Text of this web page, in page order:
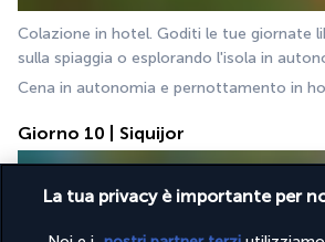
Colazione in hotel. Goditi le tue giornate
sulla spiaggia o esplorando l'isola in
Cena in autonomia e pernottamento in
Giorno 10 | Siquijor
La tua privacy è importante per